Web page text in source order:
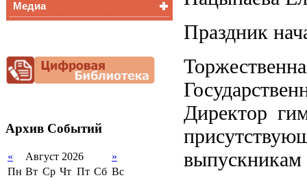
Снижение
документационной
нагрузки
Медиа
Архив Событий
« Август 2026
»
Пн Вт Ср Чт Пт Сб Вс
Праздник
Директор
выпускникам